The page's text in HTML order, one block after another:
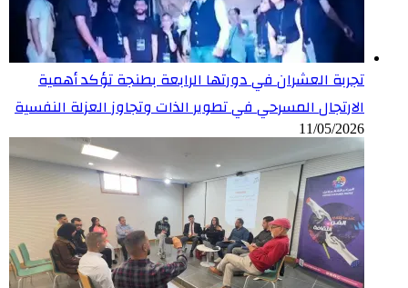
تجربة العشران في دورتها الرابعة بطنجة تؤكد أهمية
الارتجال المسرحي في تطوير الذات وتجاوز العزلة النفسية
11/05/2026